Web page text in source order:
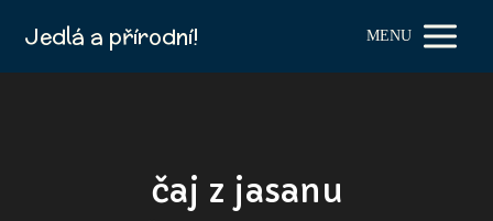
Jedlá a přírodní! MENU
čaj z jasanu